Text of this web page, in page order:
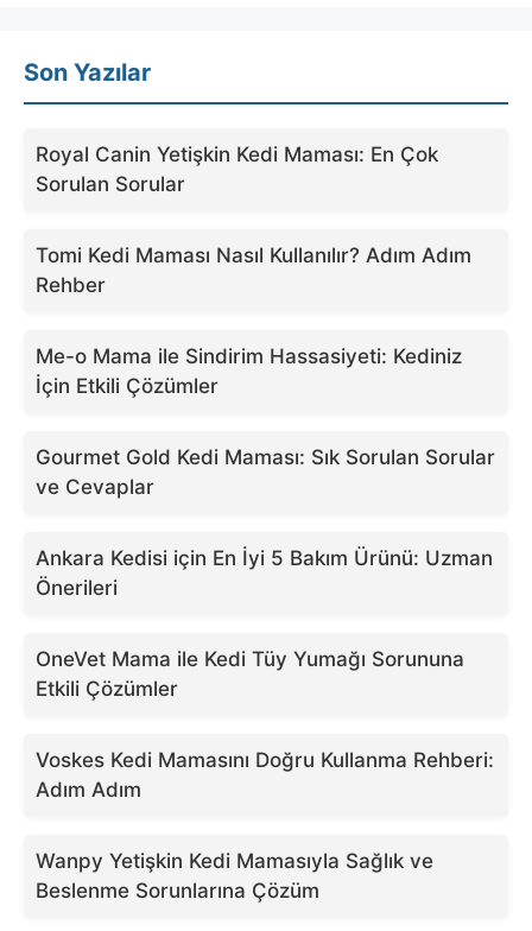
Son Yazılar
Royal Canin Yetişkin Kedi Maması: En Çok
Sorulan Sorular
Tomi Kedi Maması Nasıl Kullanılır? Adım Adım
Rehber
Me-o Mama ile Sindirim Hassasiyeti: Kediniz
İçin Etkili Çözümler
Gourmet Gold Kedi Maması: Sık Sorulan Sorular
ve Cevaplar
Ankara Kedisi için En İyi 5 Bakım Ürünü: Uzman
Önerileri
OneVet Mama ile Kedi Tüy Yumağı Sorununa
Etkili Çözümler
Voskes Kedi Mamasını Doğru Kullanma Rehberi:
Adım Adım
Wanpy Yetişkin Kedi Mamasıyla Sağlık ve
Beslenme Sorunlarına Çözüm